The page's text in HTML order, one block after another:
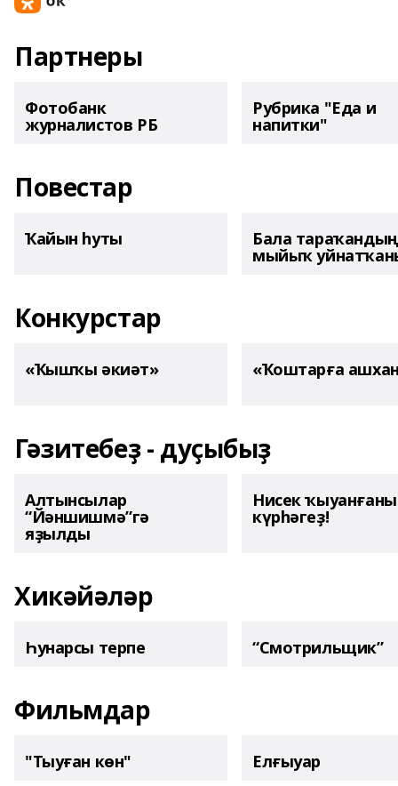
Партнеры
Фотобанк
журналистов РБ
Рубрика "Еда и
напитки"
Повестар
Ҡайын һуты Бала тараҡандың
мыйыҡ
Конкурстар
«Ҡышҡы әкиәт» «Ҡоштарға
Гәзитебеҙ - дуҫыбыҙ
Алтынсылар
“Йәншишмә”гә
яҙылды
Нисек
күрһәгеҙ!
Хикәйәләр
Һунарсы терпе “Смотрильщик”
Фильмдар
"Тыуған көн" Елғыуар